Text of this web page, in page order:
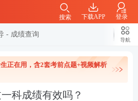
下载APP 登录
搜索
- 成绩查询
导航
正在用，含2套考前点题+视频解析
科成绩有效吗？